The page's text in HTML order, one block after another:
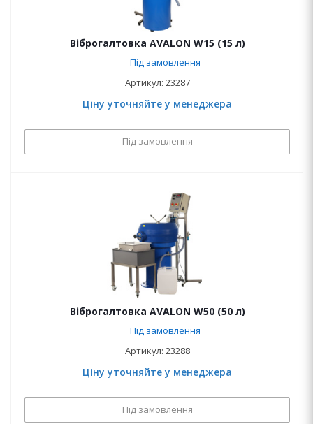
Віброгалтовка AVALON W15 (15 л)
Під замовлення
Артикул: 23287
Ціну уточняйте у менеджера
Під замовлення
Віброгалтовка AVALON W50 (50 л)
Під замовлення
Артикул: 23288
Ціну уточняйте у менеджера
Під замовлення